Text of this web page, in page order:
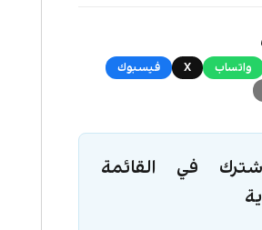
واتساب X
فيسبوك
في القائمة